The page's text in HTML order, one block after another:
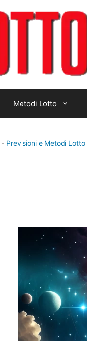
Metodi Lotto
- Previsioni e Metodi Lotto